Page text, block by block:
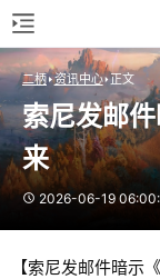
二柄 资讯中心 正文
索尼发邮
来
2026-06-19
【索尼发邮件暗示